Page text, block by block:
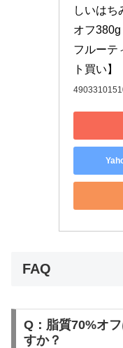
しいはち
オフ
フルーテ
ト買い】
FAQ
Q：脂質70%オ
すか？